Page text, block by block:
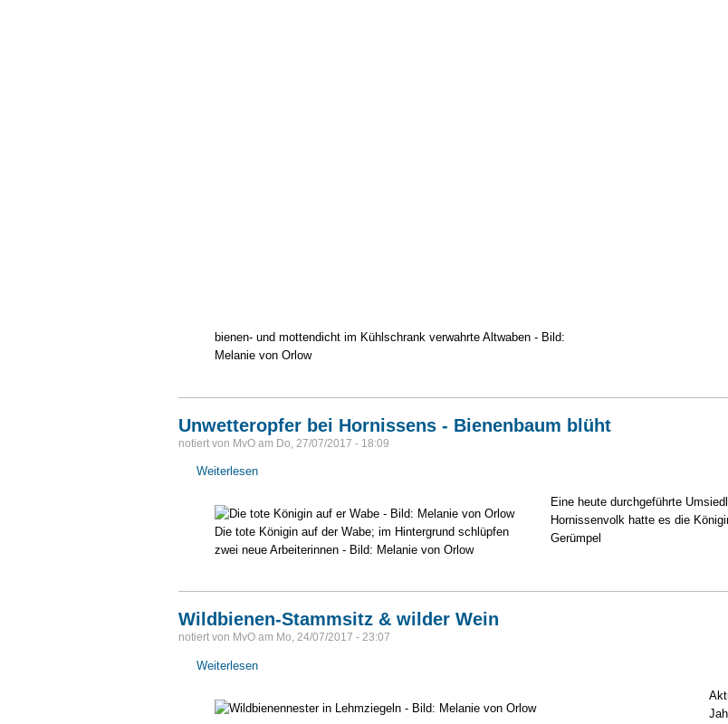
bienen- und mottendicht im Kühlschrank verwahrte Altwaben - Bild:
Melanie von Orlow
Unwetteropfer bei Hornissens - Bienenbaum blüht
notiert von MvO am Do, 27/07/2017 - 18:09
Weiterlesen
bei
Hornissens
Die tote Königin auf der Wabe; im Hintergrund schlüpfen
zwei neue Arbeiterinnen - Bild: Melanie von Orlow
Eine heute durchgeführte
Hornissenvolk hatte es die
Gerümpel
Wildbienen-Stammsitz & wilder Wein
notiert von MvO am Mo, 24/07/2017 - 23:07
Weiterlesen
Stammsitz